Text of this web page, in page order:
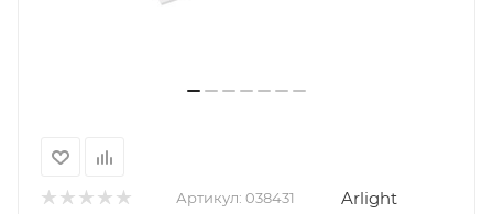
Артикул: 038431 Arlight